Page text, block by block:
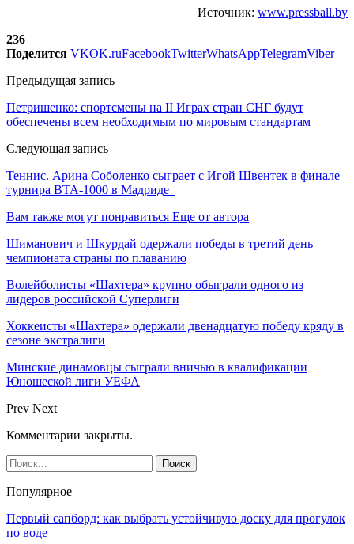
Источник: www.pressball.by
236
Поделится VKOK.ruFacebookTwitterWhatsAppTelegramViber
Предыдущая запись
Петришенко: спортсмены на II Играх стран СНГ будут
обеспечены всем необходимым по мировым стандартам
Следующая запись
Теннис. Арина Соболенко сыграет с Игой Швентек в финале
турнира ВТА-1000 в Мадриде
Вам также могут понравиться Еще от автора
Шиманович и Шкурдай одержали победы в третий день
чемпионата страны по плаванию
Волейболисты «Шахтера» крупно обыграли одного из
лидеров российской Суперлиги
Хоккеисты «Шахтера» одержали двенадцатую победу кряду в
сезоне экстралиги
Минские динамовцы сыграли вничью в квалификации
Юношеской лиги УЕФА
Prev Next
Комментарии закрыты.
Популярное
Первый сапборд: как выбрать устойчивую доску для прогулок
по воде